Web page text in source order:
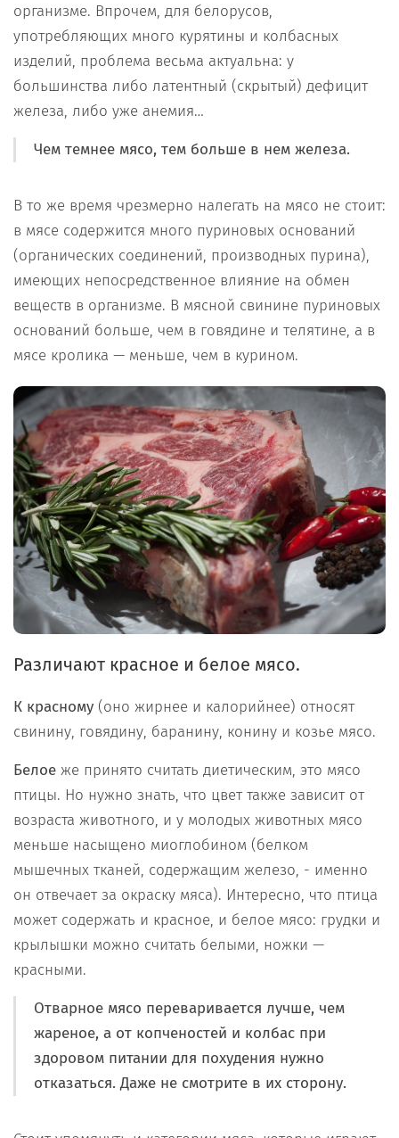
организме. Впрочем, для белорусов,
употребляющих много курятины и колбасных
изделий, проблема весьма актуальна: у
большинства либо латентный (скрытый) дефицит
железа, либо уже анемия…
Чем темнее мясо, тем больше в нем железа.
В то же время чрезмерно налегать на мясо не стоит:
в мясе содержится много пуриновых оснований
(органических соединений, производных пурина),
имеющих непосредственное влияние на обмен
веществ в организме. В мясной свинине пуриновых
оснований больше, чем в говядине и телятине, а в
мясе кролика — меньше, чем в курином.
Различают красное и белое мясо.
К красному (оно жирнее и калорийнее) относят
свинину, говядину, баранину, конину и козье мясо.
Белое же принято считать диетическим, это мясо
птицы. Но нужно знать, что цвет также зависит от
возраста животного, и у молодых животных мясо
меньше насыщено миоглобином (белком
мышечных тканей, содержащим железо, - именно
он отвечает за окраску мяса). Интересно, что птица
может содержать и красное, и белое мясо: грудки и
крылышки можно считать белыми, ножки —
красными.
Отварное мясо переваривается лучше, чем
жареное, а от копченостей и колбас при
здоровом питании для похудения нужно
отказаться. Даже не смотрите в их сторону.